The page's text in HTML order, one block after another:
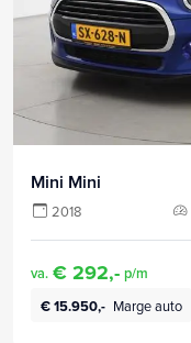
Mini Mini
2018
va. € 292,- p/m
€ 15.950,- Marge auto